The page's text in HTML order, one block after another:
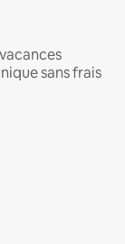
sans frais